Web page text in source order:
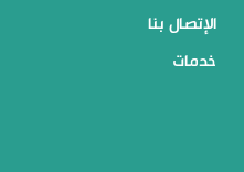
الإتصال بنا
خدمات